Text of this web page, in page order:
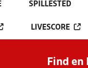
SPILLESTED
LIVESCORE
Find